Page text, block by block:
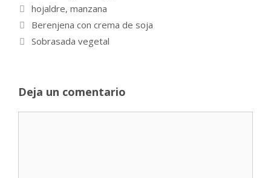
Etiquetas
hojaldre, manzana
Berenjena con crema de soja
Sobrasada vegetal
Deja un comentario